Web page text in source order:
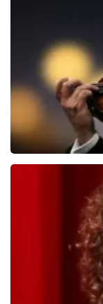
BESTEL NU
Andre
laatste
BESTEL